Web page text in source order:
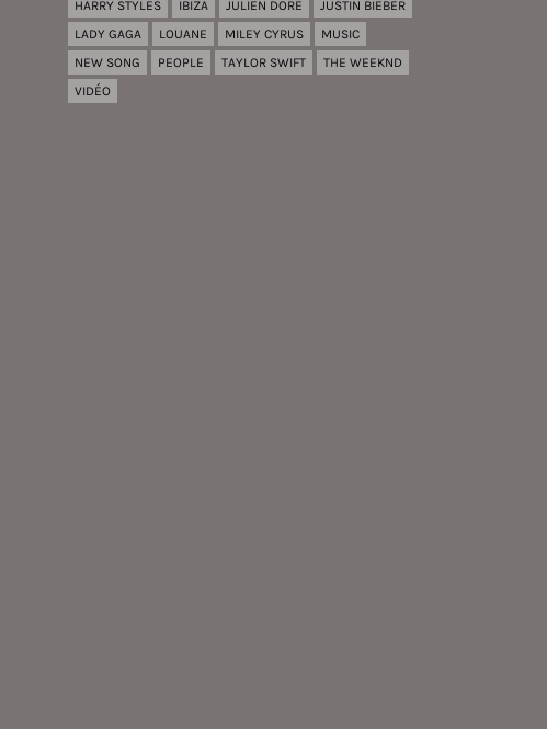
HARRY STYLES
IBIZA JULIEN DORÉ
JUSTIN BIEBER
LADY GAGA
LOUANE MILEY CYRUS
MUSIC
NEW SONG
PEOPLE TAYLOR SWIFT
THE WEEKND
VIDÉO